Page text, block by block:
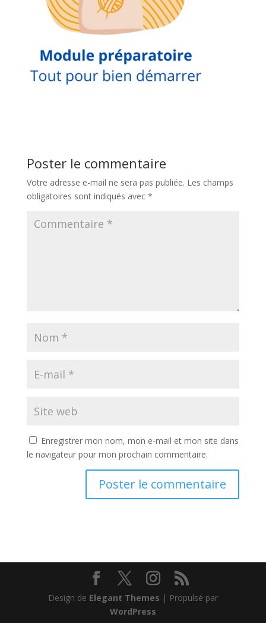
Poster le commentaire
Votre adresse e-mail ne sera pas publiée. Les champs
obligatoires sont indiqués avec *
Enregistrer mon nom, mon e-mail et mon site dans
le navigateur pour mon prochain commentaire.
Design de Elegant Themes | Propulsé par
WordPress